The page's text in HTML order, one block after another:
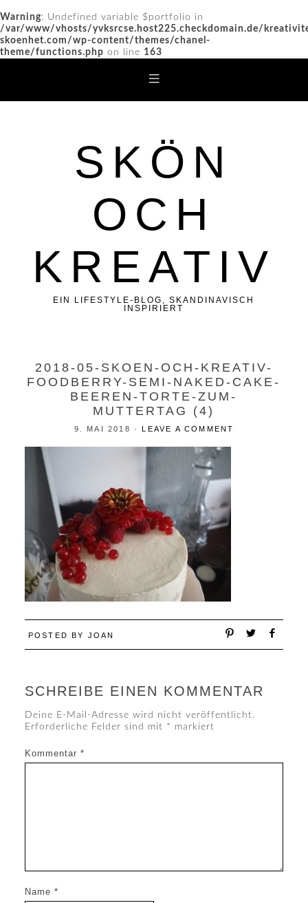
Warning: Undefined variable $portfolio in
/var/www/vhosts/yvksrcse.host225.checkdomain.de/
skoenhet.com/wp-content/themes/chanel-
theme/functions.php on line 163
SKÖN
OCH
KREATIV
EIN LIFESTYLE-BLOG, SKANDINAVISCH
INSPIRIERT
2018-05-SKOEN-OCH-KREATIV-
FOODBERRY-SEMI-NAKED-CAKE-
BEEREN-TORTE-ZUM-
MUTTERTAG (4)
9. MAI 2018 ·LEAVE A COMMENT
POSTED BY JOAN
SCHREIBE EINEN KOMMENTAR
Deine E-Mail-Adresse wird nicht veröffentlicht.
Erforderliche Felder sind mit * markiert
Kommentar *
Name *